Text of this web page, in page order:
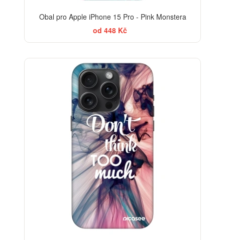
Obal pro Apple iPhone 15 Pro - Pink Monstera
od 448 Kč